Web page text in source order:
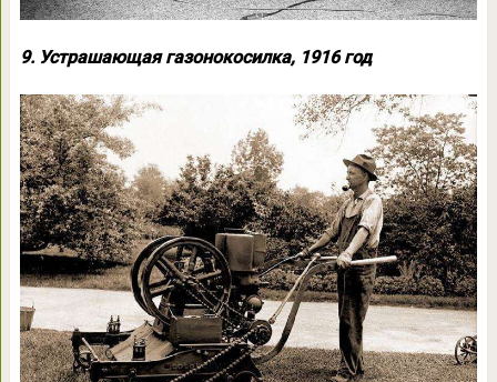
9. Устрашающая газонокосилка, 1916 год